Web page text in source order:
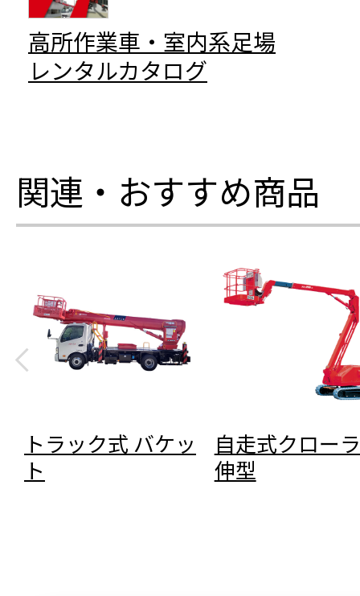
高所作業車・室内系足場
レンタルカタログ
関連・おすすめ商品
トラック式 バケッ
ト
自走式クロー
伸型